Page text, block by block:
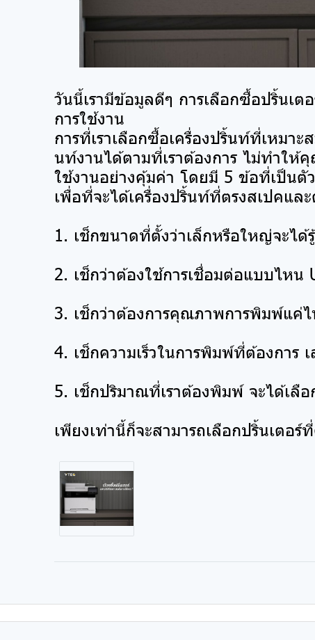
วันนี้เรามีข้อมูลดีๆ การเลือกซื้อปริ้นเต
การใช้งาน
การที่เราเลือกซื้อเครื่องปริ้นท์ที่เหมาะ
นท์งานได้ตามที่เราต้องการ ไม่ทำให้
ใช้งานอย่างคุ้มค่า โดยมี 5 ข้อที่เป็นตั
เพื่อที่จะได้เครื่องปริ้นท์ที่ตรงสเปคแล
1. เช็กขนาดที่ตั้งว่าเล็กหรือใหญ่จะได้
2. เช็กว่าต้องใช้การเชื่อมต่อแบบไหน
3. เช็กว่าต้องการคุณภาพการพิมพ์แค่
4. เช็กความเร็วในการพิมพ์ที่ต้องการ
5. เช็กปริมาณที่เราต้องพิมพ์ จะได้เลื
เพียงเท่านี้ก็จะสามารถเลือกปริ้นเตอ